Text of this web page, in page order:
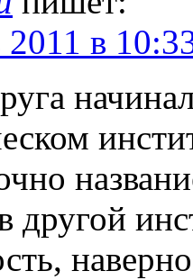
2011 в
другой